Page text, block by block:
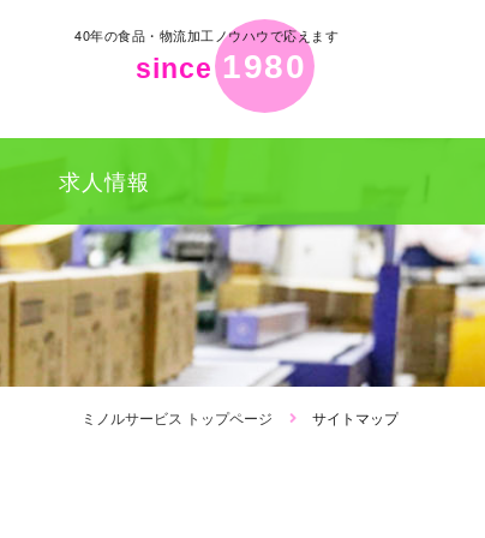
since 1980
40年の食品・物流加工ノウハウで応えます
求人情報
ミノルサービス トップページ サイトマップ